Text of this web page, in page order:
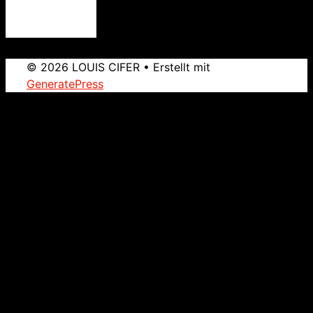
© 2026 LOUIS CIFER • Erstellt mit
GeneratePress